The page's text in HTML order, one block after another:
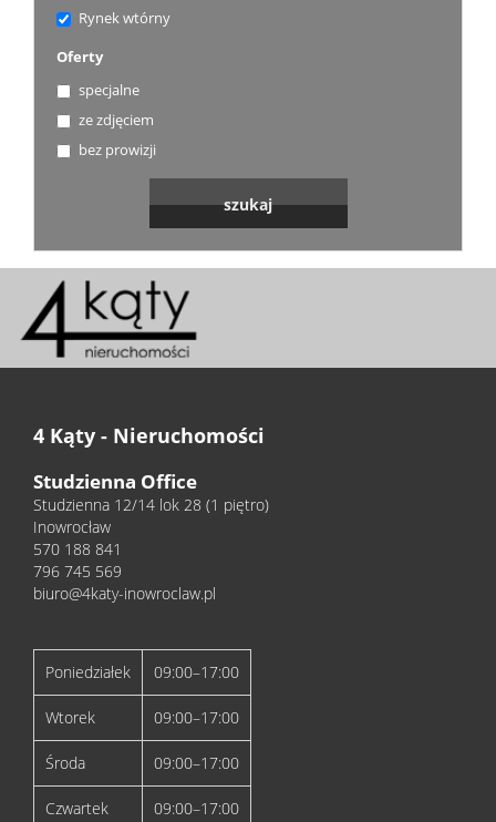
Rynek wtórny
Oferty
specjalne
ze zdjęciem
bez prowizji
4 Kąty - Nieruchomości
Studzienna Office
Studzienna 12/14 lok 28 (1 piętro)
Inowrocław
570 188 841
796 745 569
biuro@4katy-inowroclaw.pl
Poniedziałek 09:00–17:00
Wtorek 09:00–17:00
Środa 09:00–17:00
Czwartek 09:00–17:00